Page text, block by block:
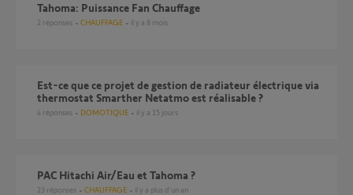
Tahoma: Puissance Fan Chauffage
2 réponses CHAUFFAGE il y a 8 mois
Est-ce que ce projet de gestion de radiateur électrique via
thermostat Smarther Netatmo est réalisable ?
4 réponses DOMOTIQUE il y a 15 jours
PAC Hitachi Air/Eau et Tahoma ?
23 réponses CHAUFFAGE il y a plus d'un an